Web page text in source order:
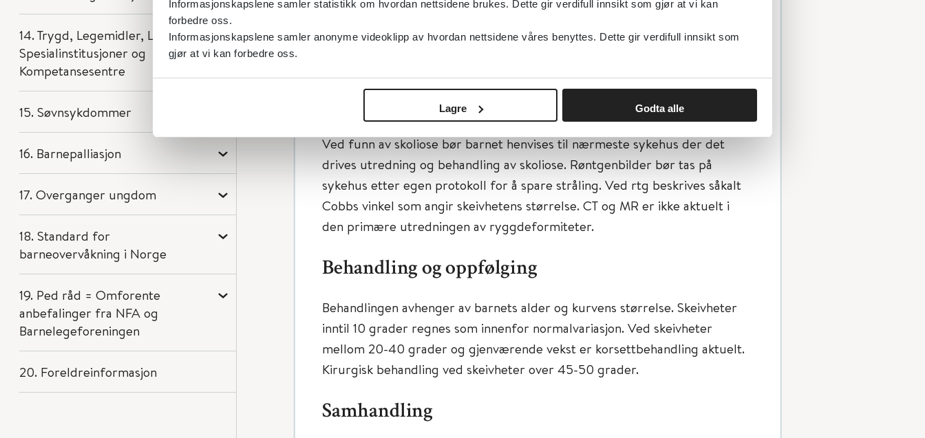
Informasjonskapslene samler statistikk om hvordan nettsidene brukes. Dette gir verdifull innsikt som gjør at vi kan
forbedre oss.
Informasjonskapslene samler anonyme videoklipp av hvordan nettsidene våres benyttes. Dette gir verdifull innsikt som
gjør at vi kan forbedre oss.
Lagre Godta alle
14. Trygd, Legemidler, Lovverk,
Spesialinstitusjoner og
Kompetansesentre
15. Søvnsykdommer
16. Barnepalliasjon
17. Overganger ungdom
18. Standard for
barneovervåkning i Norge
19. Ped råd = Omforente
anbefalinger fra NFA og
Barnelegeforeningen
20. Foreldreinformasjon
«gibbus» på kurvens konveksside baktil (Adams forward bend test). Små
Diagnostikk og utredning
Ved funn av skoliose bør barnet henvises til nærmeste sykehus der det
drives utredning og behandling av skoliose. Røntgenbilder bør tas på
sykehus etter egen protokoll for å spare stråling. Ved rtg beskrives såkalt
Cobbs vinkel som angir skeivhetens størrelse. CT og MR er ikke aktuelt i
den primære utredningen av ryggdeformiteter.
Behandling og oppfølging
Behandlingen avhenger av barnets alder og kurvens størrelse. Skeivheter
inntil 10 grader regnes som innenfor normalvariasjon. Ved skeivheter
mellom 20-40 grader og gjenværende vekst er korsettbehandling aktuelt.
Kirurgisk behandling ved skeivheter over 45-50 grader.
Samhandling